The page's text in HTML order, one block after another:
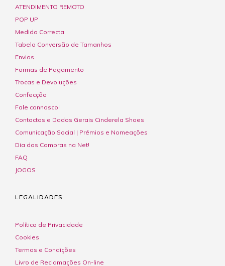
ATENDIMENTO REMOTO
POP UP
Medida Correcta
Tabela Conversão de Tamanhos
Envios
Formas de Pagamento
Trocas e Devoluções
Confecção
Fale connosco!
Contactos e Dados Gerais Cinderela Shoes
Comunicação Social | Prémios e Nomeações
Dia das Compras na Net!
FAQ
JOGOS
LEGALIDADES
Política de Privacidade
Cookies
Termos e Condições
Livro de Reclamações On-line